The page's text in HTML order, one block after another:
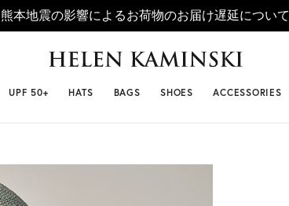
熊本地震の影響によるお荷物のお届け遅延について
#ビベット #キャップ #ビアンカ
UPF 50+ HATS BAGS SHOES ACCESSORIES